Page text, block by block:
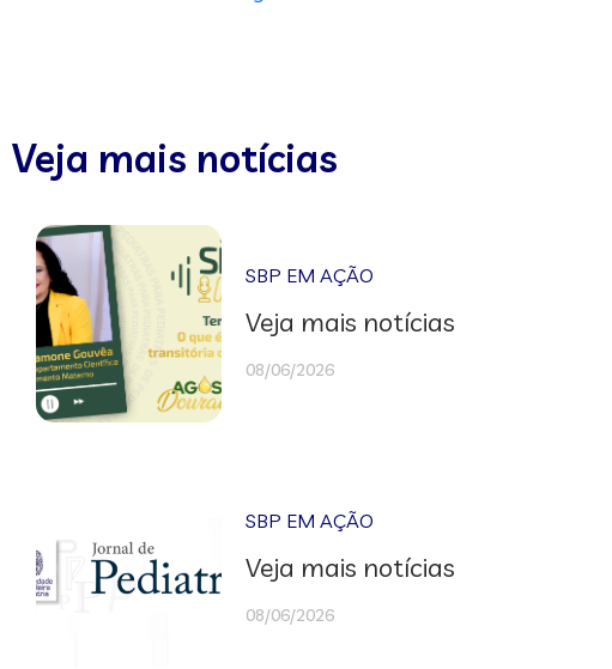
Veja mais notícias
SBP EM AÇÃO
Veja mais notícias
08/06/2026
SBP EM AÇÃO
Veja mais notícias
08/06/2026